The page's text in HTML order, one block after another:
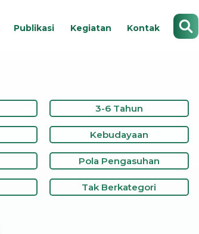
Publikasi Kegiatan Kontak
Search
3-6 Tahun
Kebudayaan
Pola Pengasuhan
Tak Berkategori